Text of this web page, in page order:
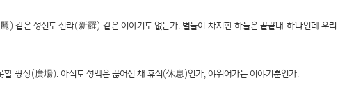
) 같은 정신도 신라(新羅) 같은 이야기도 없는가. 별들이 차지한 하늘은 끝끝내 하나인데 우
광장(廣場). 아직도 정맥은 끊어진 채 휴식(休息)인가, 야위어가는 이야기뿐인가.